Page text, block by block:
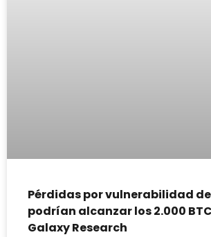
Pérdidas por vulnerabilidad
podrían alcanzar los 2.000
Galaxy Research